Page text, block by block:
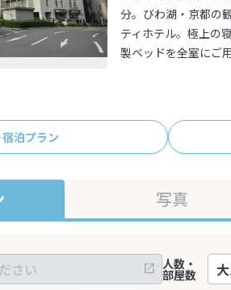
分。びわ湖・京都の
ティホテル。極上の
製ベッドを全室にご
泊プラン
写真
人数・
部屋数